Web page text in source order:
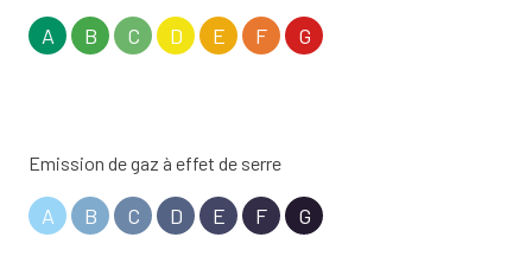
A B C D E F G
Emission de gaz à effet de serre
A B C D E F G